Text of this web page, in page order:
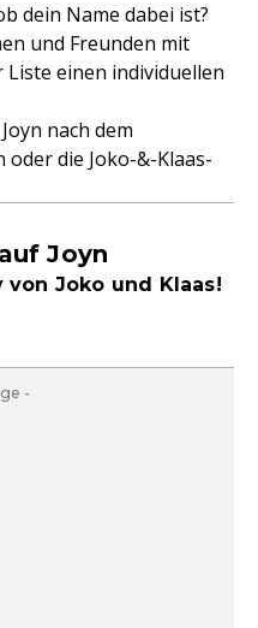
dein Name dabei ist?
und Freunden mit
einen individuellen
nach dem
die Joko-&-Klaas-
Joyn
von Joko und Klaas!
-